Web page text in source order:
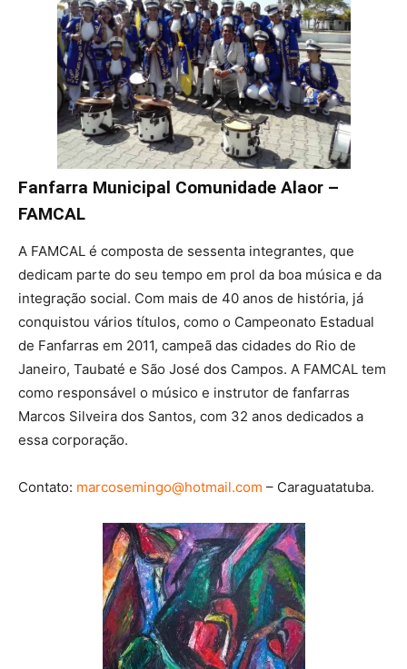
Fanfarra Municipal Comunidade Alaor –
FAMCAL
A FAMCAL é composta de sessenta integrantes, que
dedicam parte do seu tempo em prol da boa música e da
integração social. Com mais de 40 anos de história, já
conquistou vários títulos, como o Campeonato Estadual
de Fanfarras em 2011, campeã das cidades do Rio de
Janeiro, Taubaté e São José dos Campos. A FAMCAL tem
como responsável o músico e instrutor de fanfarras
Marcos Silveira dos Santos, com 32 anos dedicados a
essa corporação.
Contato: marcosemingo@hotmail.com – Caraguatatuba.